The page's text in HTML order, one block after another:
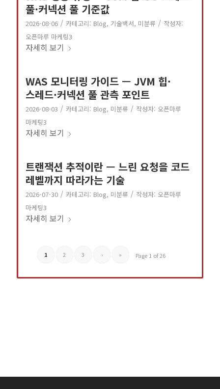
풀·커넥션 풀 기준값
2026-08-06 / 카테고리: Blog, 기술백서, 미분류 / 작성자:
오픈마루 마케팅3
자세히 보기
WAS 모니터링 가이드 — JVM 힙·
스레드·커넥션 풀 관측 포인트
2026-08-03 / 카테고리: Blog, 미분류 / 작성자: 오픈마루
마케팅3
자세히 보기
트랜잭션 추적이란 — 느린 요청을 코드
레벨까지 따라가는 기술
2026-07-30 / 카테고리: Blog, 미분류 / 작성자: 오픈마루
마케팅3
자세히 보기
Page 1 of 26
1 2 3 › »